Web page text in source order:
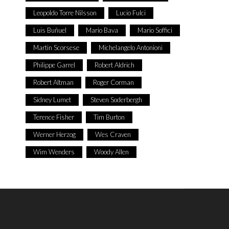
Leopoldo Torre Nilsson Lucio Fulci
Luis Buñuel Mario Bava Mario Soffici
Martin Scorsese Michelangelo Antonioni
Philippe Garrel Robert Aldrich
Robert Altman Roger Corman
Sidney Lumet Steven Soderbergh
Terence Fisher Tim Burton
Werner Herzog Wes Craven
Wim Wenders Woody Allen